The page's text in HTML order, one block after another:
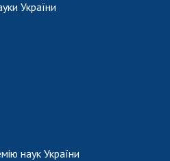
України
наук України